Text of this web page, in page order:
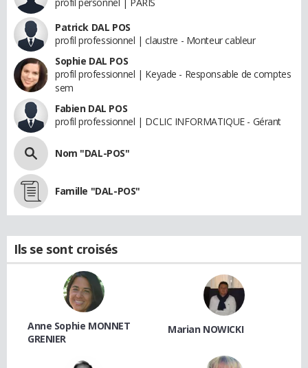
Patrick DAL POS
profil professionnel | claustre - Monteur cableur
Sophie DAL POS
profil professionnel | Keyade - Responsable de comptes
sem
Fabien DAL POS
profil professionnel | DCLIC INFORMATIQUE - Gérant
Nom "DAL-POS"
Famille "DAL-POS"
Ils se sont croisés
Anne Sophie MONNET
GRENIER
Marian NOWICKI